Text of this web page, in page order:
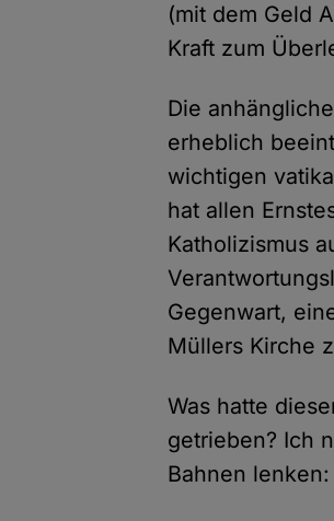
(mit dem Geld
Kraft zum
Die
erheblich
wichtigen
hat allen
Katholizismus
Gegenwart,
Müllers Kirche
Was hatte
getrieben? Ich
Bahnen